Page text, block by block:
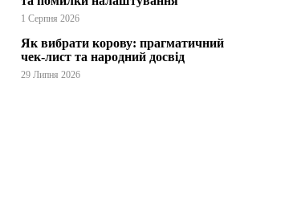
1 Серпня 2026
Як вибрати корову: прагматичний
чек-лист та народний досвід
29 Липня 2026